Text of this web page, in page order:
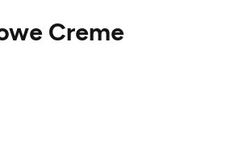
Creme